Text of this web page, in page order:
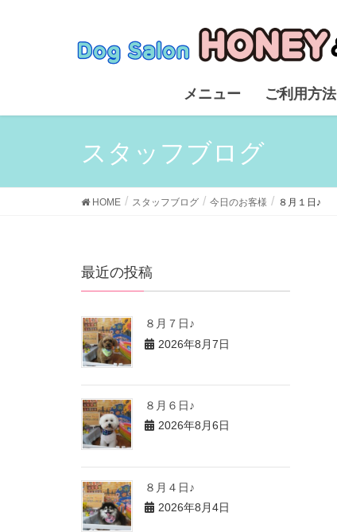
メニュー ご利用方法
スタッフブログ
HOME スタッフブログ 今日のお客様 ８月１日♪
最近の投稿
８月７日♪
2026年8月7日
８月６日♪
2026年8月6日
８月４日♪
2026年8月4日